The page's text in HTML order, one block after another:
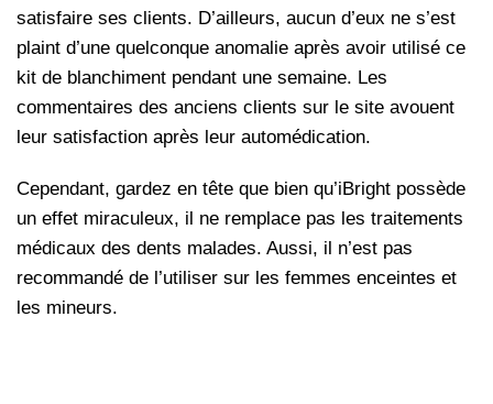
satisfaire ses clients. D’ailleurs, aucun d’eux ne s’est
plaint d’une quelconque anomalie après avoir utilisé ce
kit de blanchiment pendant une semaine. Les
commentaires des anciens clients sur le site avouent
leur satisfaction après leur automédication.
Cependant, gardez en tête que bien qu’iBright possède
un effet miraculeux, il ne remplace pas les traitements
médicaux des dents malades. Aussi, il n’est pas
recommandé de l’utiliser sur les femmes enceintes et
les mineurs.